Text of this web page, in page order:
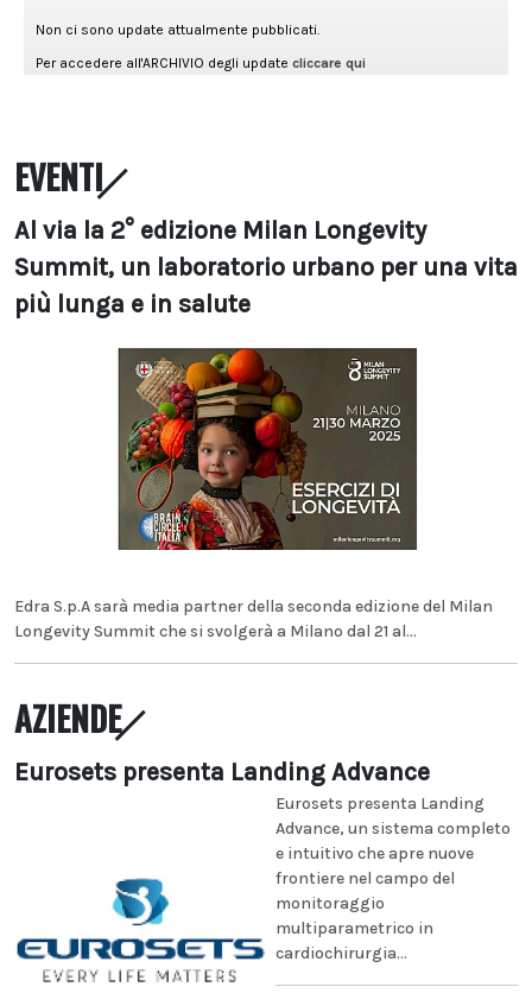
EVENTI
Al via la 2° edizione Milan Longevity
Summit, un laboratorio urbano per una vita
più lunga e in salute
Edra S.p.A sarà media partner della seconda edizione del Milan
Longevity Summit che si svolgerà a Milano dal 21 al...
AZIENDE
Eurosets presenta Landing Advance
Eurosets presenta Landing
Advance, un sistema completo
e intuitivo che apre nuove
frontiere nel campo del
monitoraggio
multiparametrico in
cardiochirurgia...